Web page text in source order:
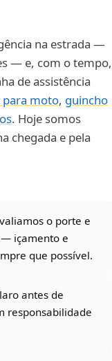
na estrada —
— e, com o tempo,
de assistência
para moto, guincho
. Hoje somos
chegada e pela
o porte e
— içamento e
que possível.
antes de
responsabilidade